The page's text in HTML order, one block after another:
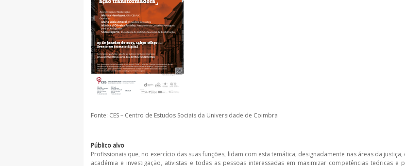
Fonte: CES – Centro de Estudos Sociais da Universidade de Coimbra
Público alvo
Profissionais que, no exercício das suas funções, lidam com esta temática, designadamente nas áreas da
académia e investigação, ativistas e todas as pessoas interessadas em maximizar competências teóricas